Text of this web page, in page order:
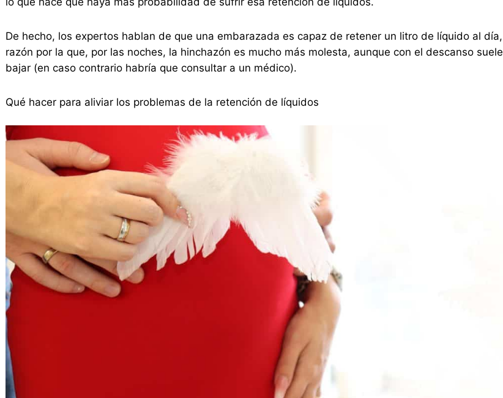
De hecho, los expertos hablan de que una embarazada es capaz de retener un litro de líquido al día,
razón por la que, por las noches, la hinchazón es mucho más molesta, aunque con el descanso suele
bajar (en caso contrario habría que consultar a un médico).
Qué hacer para aliviar los problemas de la retención de líquidos